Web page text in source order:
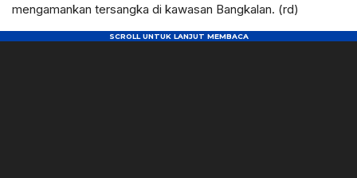
mengamankan tersangka di kawasan Bangkalan. (rd)